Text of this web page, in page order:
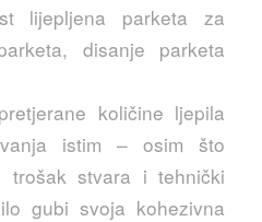
lijepljena parketa za
disanje parketa
količine ljepila
istim – osim što
trošak stvara i tehnički
gubi svoja kohezivna